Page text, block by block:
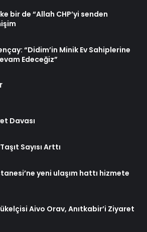
bir de “Allah CHP’yi senden
“Didim’in Minik Ev Sahiplerine
Edeceğiz”
Davası
Sayısı Arttı
yeni ulaşım hattı hizmete
Aivo Orav, Anıtkabir’i Ziyaret